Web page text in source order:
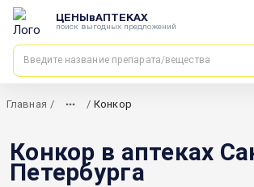
ЦЕНЫвАПТЕКАХ
поиск выгодных предложений
Главная / / Конкор
Конкор в аптеках
Петербурга